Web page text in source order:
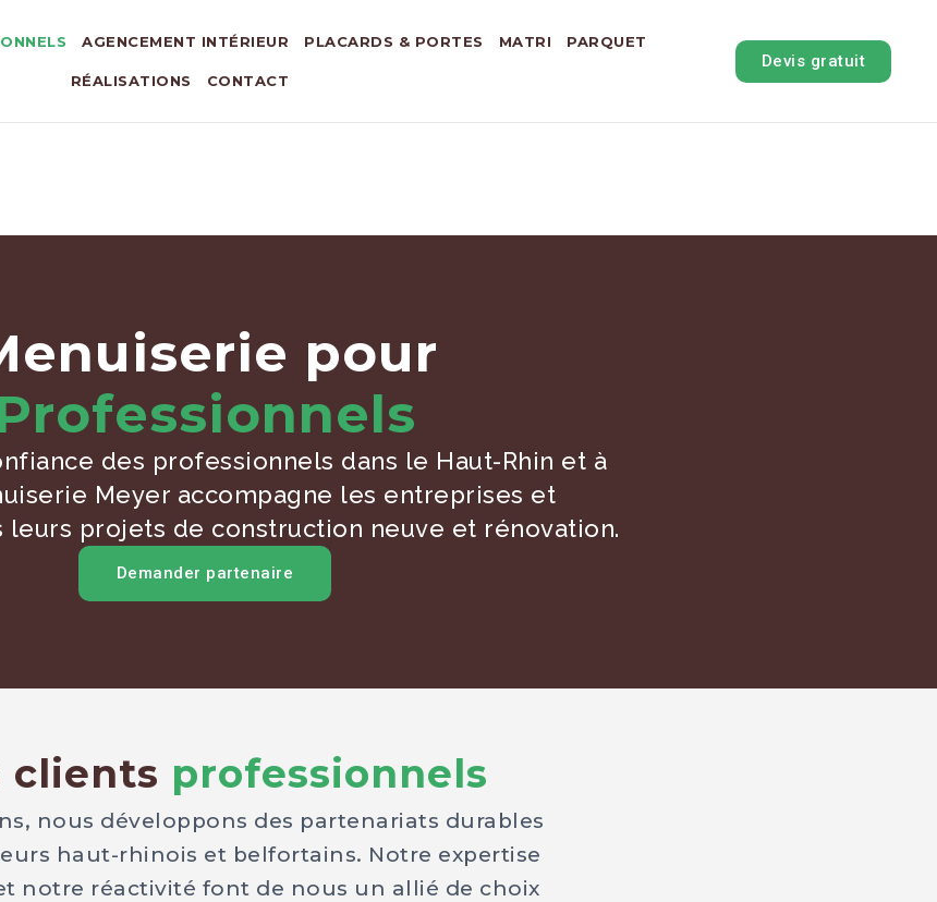
AGENCEMENT INTÉRIEUR PLACARDS & PORTES MATRI PARQUET
RÉALISATIONS CONTACT
Devis gratuit
pour
des professionnels dans le Haut-Rhin et à
Meyer accompagne les entreprises et
projets de construction neuve et rénovation.
Demander partenaire
clients professionnels
nous développons des partenariats durables
haut-rhinois et belfortains. Notre expertise
notre réactivité font de nous un allié de choix